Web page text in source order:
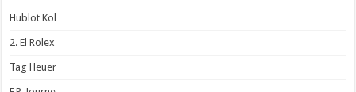
Hublot Kol
2. El Rolex
Tag Heuer